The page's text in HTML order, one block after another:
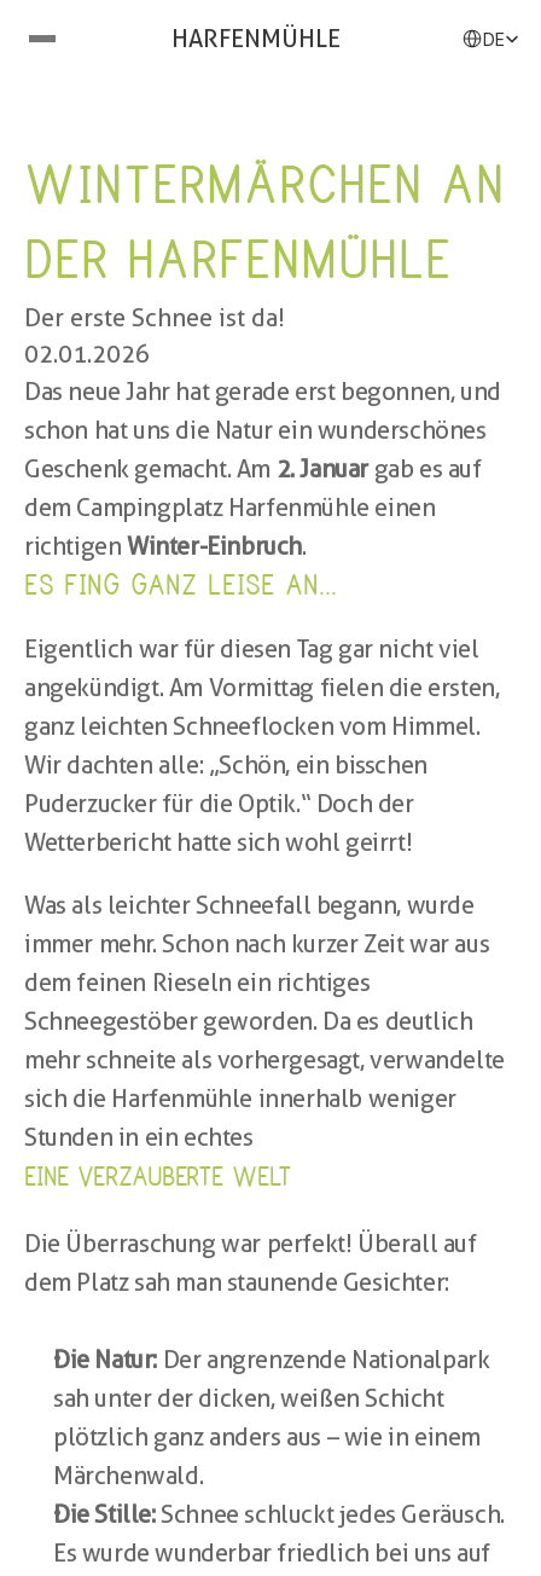
HARFENMÜHLE DE
WINTERMÄRCHEN AN
DER HARFENMÜHLE
Der erste Schnee ist da!
02.01.2026
Das neue Jahr hat gerade erst begonnen, und
schon hat uns die Natur ein wunderschönes
Geschenk gemacht. Am 2. Januar gab es auf
dem Campingplatz Harfenmühle einen
richtigen Winter-Einbruch.
ES FING GANZ LEISE AN...
Eigentlich war für diesen Tag gar nicht viel
angekündigt. Am Vormittag fielen die ersten,
ganz leichten Schneeflocken vom Himmel.
Wir dachten alle: „Schön, ein bisschen
Puderzucker für die Optik.“ Doch der
Wetterbericht hatte sich wohl geirrt!
Was als leichter Schneefall begann, wurde
immer mehr. Schon nach kurzer Zeit war aus
dem feinen Rieseln ein richtiges
Schneegestöber geworden. Da es deutlich
mehr schneite als vorhergesagt, verwandelte
sich die Harfenmühle innerhalb weniger
Stunden in ein echtes
EINE VERZAUBERTE WELT
Die Überraschung war perfekt! Überall auf
dem Platz sah man staunende Gesichter:
Die Natur: Der angrenzende Nationalpark
sah unter der dicken, weißen Schicht
plötzlich ganz anders aus – wie in einem
Märchenwald.
Die Stille: Schnee schluckt jedes Geräusch.
Es wurde wunderbar friedlich bei uns auf